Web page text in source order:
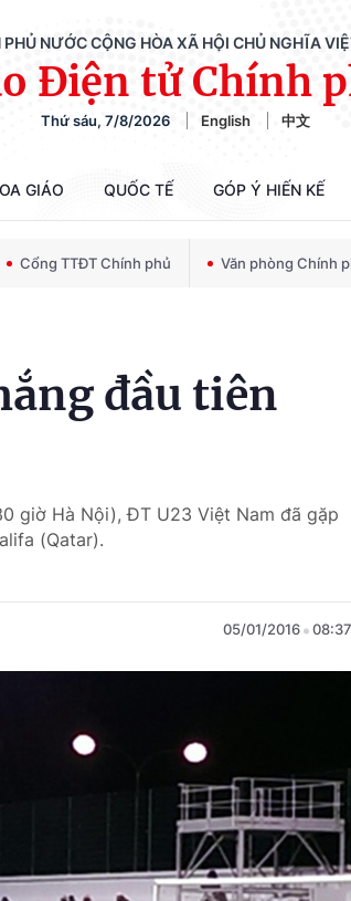
PHỦ NƯỚC CỘNG HÒA XÃ HỘI CHỦ NGHĨA
Điện tử Chính
Thứ sáu, 7/8/2026 English 中文
GIÁO QUỐC TẾ GÓP Ý HIẾN KẾ
Cổng TTĐT Chính phủ Văn phòng Chính
đầu tiên
giờ Hà Nội), ĐT U23 Việt Nam đã gặp
(Qatar).
05/01/2016 08:37